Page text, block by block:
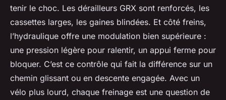
tenir le choc. Les dérailleurs GRX sont renforcés, les
cassettes larges, les gaines blindées. Et côté freins,
l’hydraulique offre une modulation bien supérieure :
une pression légère pour ralentir, un appui ferme pour
bloquer. C’est ce contrôle qui fait la différence sur un
chemin glissant ou en descente engagée. Avec un
vélo plus lourd, chaque freinage est une question de